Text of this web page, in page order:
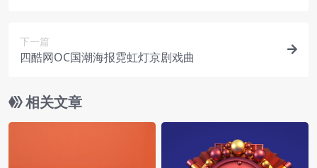
下一篇
四酷网OC国潮海报霓虹灯京剧戏曲
相关文章